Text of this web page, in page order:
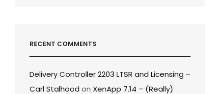
RECENT COMMENTS
Delivery Controller 2203 LTSR and Licensing –
Carl Stalhood on XenApp 7.14 – (Really)